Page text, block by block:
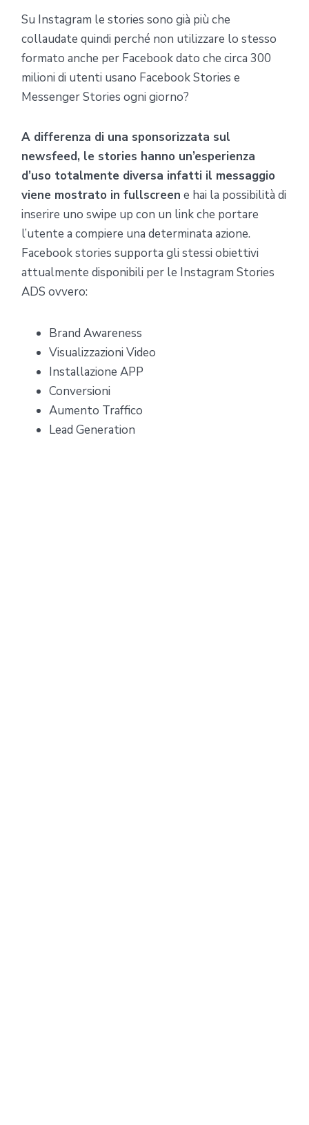
Su Instagram le stories sono già più che
collaudate quindi perché non utilizzare lo stesso
formato anche per Facebook dato che circa 300
milioni di utenti usano Facebook Stories e
Messenger Stories ogni giorno?
A differenza di una sponsorizzata sul
newsfeed, le stories hanno un’esperienza
d’uso totalmente diversa infatti il messaggio
viene mostrato in fullscreen e hai la possibilità di
inserire uno swipe up con un link che portare
l’utente a compiere una determinata azione.
Facebook stories supporta gli stessi obiettivi
attualmente disponibili per le Instagram Stories
ADS ovvero:
Brand Awareness
Visualizzazioni Video
Installazione APP
Conversioni
Aumento Traffico
Lead Generation